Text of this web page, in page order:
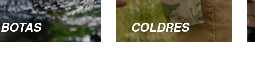
BOTAS COLDRES